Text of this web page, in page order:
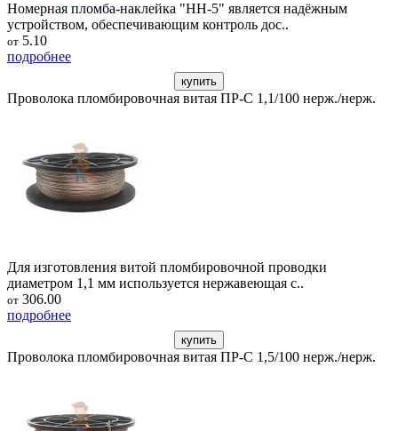
Номерная пломба-наклейка "НН-5" является надёжным
устройством, обеспечивающим контроль дос..
от 5.10
подробнее
купить
Проволока пломбировочная витая ПР-С 1,1/100 нерж./нерж.
Для изготовления витой пломбировочной проводки
диаметром 1,1 мм используется нержавеющая с..
от 306.00
подробнее
купить
Проволока пломбировочная витая ПР-С 1,5/100 нерж./нерж.